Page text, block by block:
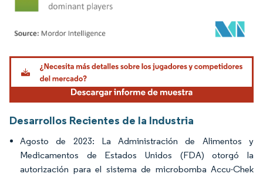
Imagen © Mordor Intelligence. El uso requiere atribución según CC BY 4.0.
Desarrollos Recientes de la Industria
Agosto de 2023: La Administración de Alimentos y
Medicamentos de Estados Unidos (FDA) otorgó la
autorización para el sistema de microbomba Accu-Chek